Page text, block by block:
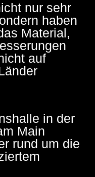
nur sehr
haben
Material,
auf
in der
Main
rund um die